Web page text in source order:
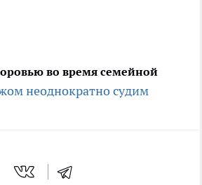
во время семейной
неоднократно судим